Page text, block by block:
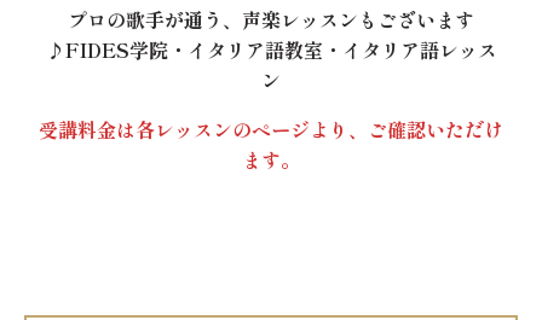
プロの歌手が通う、声楽レッスンもございます
♪FIDES学院・イタリア語教室・イタリア語レッス
ン
受講料金は各レッスンのページより、ご確認いただけ
ます。